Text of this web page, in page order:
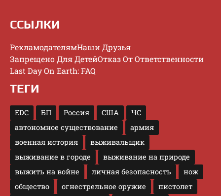
ССЫЛКИ
РекламодателямНаши Друзья
Запрещено Для ДетейОтказ От Ответственности
Last Day On Earth: FAQ
ТЕГИ
EDC БП Россия США
ЧС
автономное существование
армия
военная история
выживальщик
выживание в городе
выживание на природе
выжить на войне
личная безопасность
нож
общество
огнестрельное оружие пистолет